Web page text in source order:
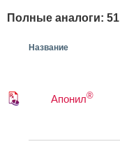
Полные аналоги: 51
Название
Апонил®